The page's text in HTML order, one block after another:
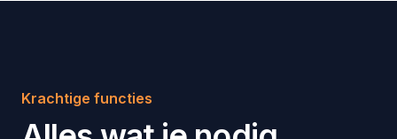
Krachtige functies